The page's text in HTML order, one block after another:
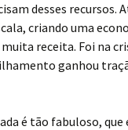
desses recursos.
criando uma
receita. Foi na
ganhou
é tão fabuloso, que